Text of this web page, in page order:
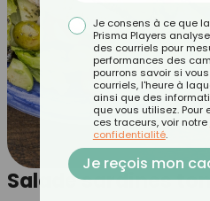
Salade sardines
Je consens à ce que
Prisma Players
des courriels pour
performances des
pourrons savoir si
courriels, l'heure à
ainsi que des
que vous utilisez. Pour
ces traceurs, voir notre
confidentialité.
Je reçois mon